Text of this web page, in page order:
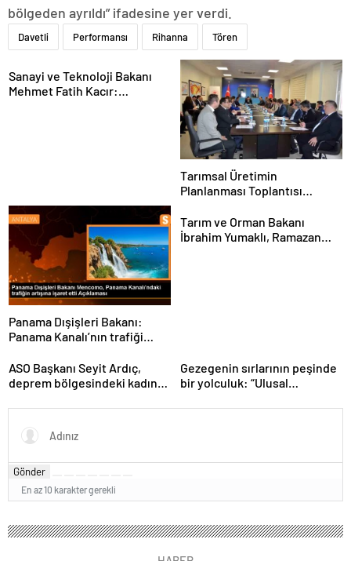
bölgeden ayrıldı” ifadesine yer verdi.
Davetli Performansı Rihanna Tören
Sanayi ve Teknoloji Bakanı
Mehmet Fatih Kacır:
Tarımsal Üretimin
Planlanması Toplantısı
Panama Dışişleri Bakanı:
Panama Kanalı’nın trafiği
Tarım ve Orman Bakanı
İbrahim Yumaklı, Ramazan
ASO Başkanı Seyit Ardıç,
deprem bölgesindeki kadın
gerektiğini vurguladı
Gezegenin sırlarının peşinde
bir yolculuk: “Ulusal
Gönder
En az 10 karakter gerekli